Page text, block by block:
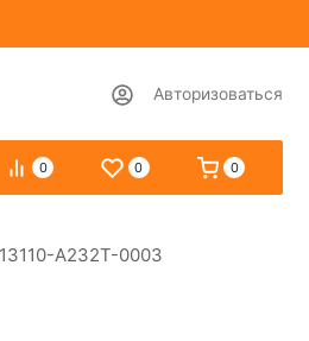
Авторизоваться
0 0 0
A232T-0003